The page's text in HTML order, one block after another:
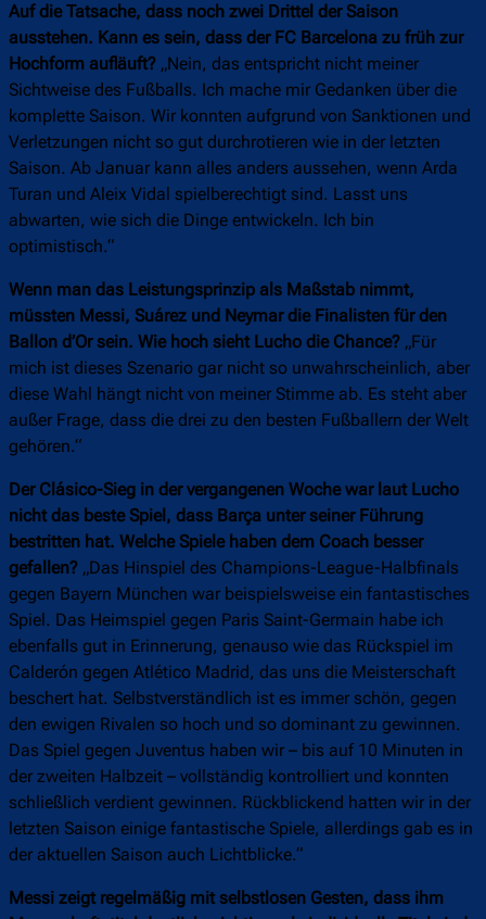
Auf die Tatsache, dass noch zwei Drittel der Saison
ausstehen. Kann es sein, dass der FC Barcelona zu früh zur
Hochform aufläuft? „Nein, das entspricht nicht meiner
Sichtweise des Fußballs. Ich mache mir Gedanken über die
komplette Saison. Wir konnten aufgrund von Sanktionen und
Verletzungen nicht so gut durchrotieren wie in der letzten
Saison. Ab Januar kann alles anders aussehen, wenn Arda
Turan und Aleix Vidal spielberechtigt sind. Lasst uns
abwarten, wie sich die Dinge entwickeln. Ich bin
optimistisch.“
Wenn man das Leistungsprinzip als Maßstab nimmt,
müssten Messi, Suárez und Neymar die Finalisten für den
Ballon d’Or sein. Wie hoch sieht Lucho die Chance? „Für
mich ist dieses Szenario gar nicht so unwahrscheinlich, aber
diese Wahl hängt nicht von meiner Stimme ab. Es steht aber
außer Frage, dass die drei zu den besten Fußballern der Welt
gehören.“
Der Clásico-Sieg in der vergangenen Woche war laut Lucho
nicht das beste Spiel, dass Barça unter seiner Führung
bestritten hat. Welche Spiele haben dem Coach besser
gefallen? „Das Hinspiel des Champions-League-Halbfinals
gegen Bayern München war beispielsweise ein fantastisches
Spiel. Das Heimspiel gegen Paris Saint-Germain habe ich
ebenfalls gut in Erinnerung, genauso wie das Rückspiel im
Calderón gegen Atlético Madrid, das uns die Meisterschaft
beschert hat. Selbstverständlich ist es immer schön, gegen
den ewigen Rivalen so hoch und so dominant zu gewinnen.
Das Spiel gegen Juventus haben wir – bis auf 10 Minuten in
der zweiten Halbzeit – vollständig kontrolliert und konnten
schließlich verdient gewinnen. Rückblickend hatten wir in der
letzten Saison einige fantastische Spiele, allerdings gab es in
der aktuellen Saison auch Lichtblicke.“
Messi zeigt regelmäßig mit selbstlosen Gesten, dass ihm